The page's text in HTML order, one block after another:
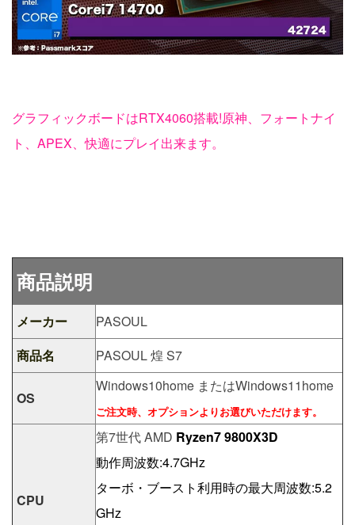
グラフィックボードはRTX4060搭載!原神、フォートナイ
ト、APEX、快適にプレイ出来ます。
商品説明
メーカー
PASOUL
商品名
PASOUL 煌 S7
OS
Windows10home またはWindows11home
ご注文時、オプションよりお選びいただけます。
CPU
第7世代 AMD Ryzen7 9800X3D
動作周波数:4.7GHz
ターボ・ブースト利用時の最大周波数:5.2
GHz